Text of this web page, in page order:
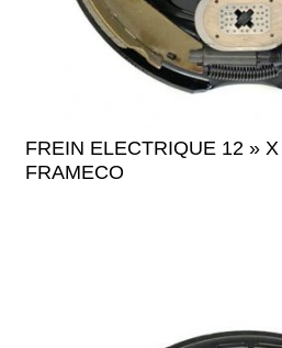
FREIN ELECTRIQUE 12 »
FRAMECO